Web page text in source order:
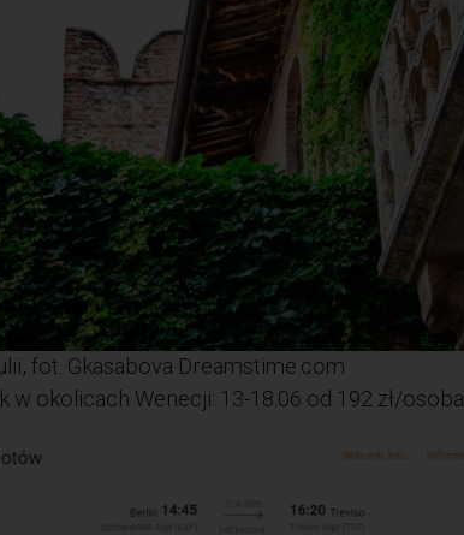
fot. Gkasabova Dreamstime.com
w okolicach Wenecji: 13-18.06 od 192 zł/